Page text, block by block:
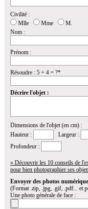
Civilité :
Mlle
Mme
M.
Nom :
Prénom :
Résoudre : 5 + 4 = ?*
Décrire l'objet :
Dimensions de l'objet (en cm) :
Hauteur :
Largeur :
Profondeur :
» Découvrir les 10 conseils de
pour bien photographier ses
Envoyer des photos
(Format .zip, .jpg, .gif, .pdf... et
Une photo générale de face :